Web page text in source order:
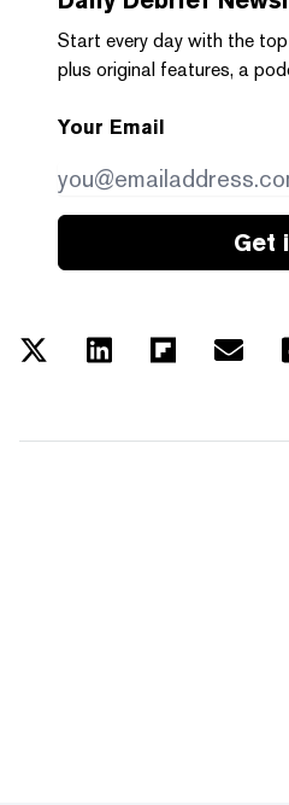
Start every day with the
plus original features, a
Your Email
Get